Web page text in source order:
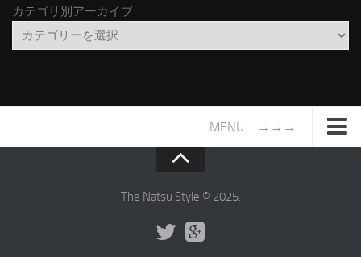
カテゴリ別アーカイブ
MENU →→→
The Natsu Style © 2025.